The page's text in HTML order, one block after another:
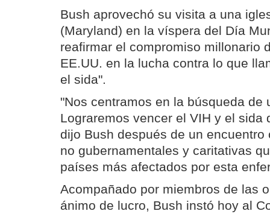
Bush aprovechó su visita a una
(Maryland) en la víspera del Día
reafirmar el compromiso millonario
EE.UU. en la lucha contra lo que
el sida".
"Nos centramos en la búsqueda de
Lograremos vencer el VIH y el sida
dijo Bush después de un
no gubernamentales y caritativas
países más afectados por esta
Acompañado por miembros de las
ánimo de lucro, Bush instó hoy al